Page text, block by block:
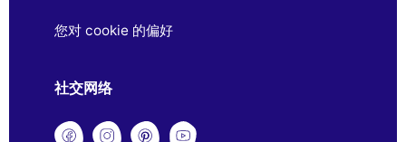
您对 cookie 的偏好
社交网络